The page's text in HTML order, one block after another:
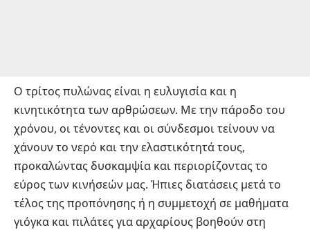
Ο τρίτος πυλώνας είναι η ευλυγισία και η
κινητικότητα των αρθρώσεων. Με την πάροδο του
χρόνου, οι τένοντες και οι σύνδεσμοι τείνουν να
χάνουν το νερό και την ελαστικότητά τους,
προκαλώντας δυσκαμψία και περιορίζοντας το
εύρος των κινήσεών μας. Ήπιες διατάσεις μετά το
τέλος της προπόνησης ή η συμμετοχή σε μαθήματα
γιόγκα και πιλάτες για αρχαρίους βοηθούν στη